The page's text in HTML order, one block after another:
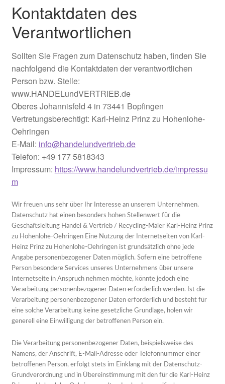
Kontaktdaten
Leistungen
Partner
Shop
Über uns
Warenkorb
Zertifikat
Kontaktdaten des
Verantwortlichen
Sollten Sie Fragen zum Datenschutz haben, finden Sie
nachfolgend die Kontaktdaten der verantwortlichen
Person bzw. Stelle:
www.HANDELundVERTRIEB.de
Oberes Johannisfeld 4 in 73441 Bopfingen
Vertretungsberechtigt: Karl-Heinz Prinz zu Hohenlohe-
Oehringen
E-Mail: info@handelundvertrieb.de
Telefon: +49 177 5818343
Impressum: https://www.handelundvertrieb.de/impressu
m
Wir freuen uns sehr über Ihr Interesse an unserem Unternehmen.
Datenschutz hat einen besonders hohen Stellenwert für die
Geschäftsleitung Handel & Vertrieb / Recycling-Maier Karl-Heinz Prinz
zu Hohenlohe-Oehringen Eine Nutzung der Internetseiten von Karl-
Heinz Prinz zu Hohenlohe-Oehringen ist grundsätzlich ohne jede
Angabe personenbezogener Daten möglich. Sofern eine betroffene
Person besondere Services unseres Unternehmens über unsere
Internetseite in Anspruch nehmen möchte, könnte jedoch eine
Verarbeitung personenbezogener Daten erforderlich werden. Ist die
Verarbeitung personenbezogener Daten erforderlich und besteht für
eine solche Verarbeitung keine gesetzliche Grundlage, holen wir
generell eine Einwilligung der betroffenen Person ein.
Die Verarbeitung personenbezogener Daten, beispielsweise des
Namens, der Anschrift, E-Mail-Adresse oder Telefonnummer einer
betroffenen Person, erfolgt stets im Einklang mit der Datenschutz-
Grundverordnung und in Übereinstimmung mit den für die Karl-Heinz